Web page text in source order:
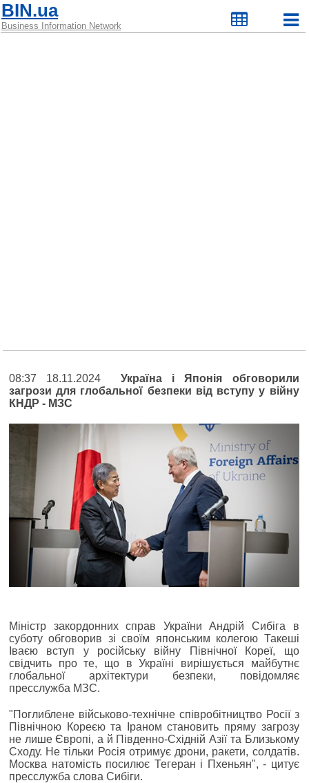
BIN.ua
Business Information Network
08:37 18.11.2024 Україна і Японія обговорили
загрози для глобальної безпеки від вступу у війну
КНДР - МЗС
Міністр закордонних справ України Андрій Сибіга в
суботу обговорив зі своїм японським колегою Такеші
Іваєю вступ у російську війну Північної Кореї, що
свідчить про те, що в Україні вирішується майбутнє
глобальної архітектури безпеки, повідомляє
пресслужба МЗС.
"Поглиблене військово-технічне співробітництво Росії з
Північною Кореєю та Іраном становить пряму загрозу
не лише Європі, а й Південно-Східній Азії та Близькому
Сходу. Не тільки Росія отримує дрони, ракети, солдатів.
Москва натомість посилює Тегеран і Пхеньян", - цитує
пресслужба слова Сибіги.